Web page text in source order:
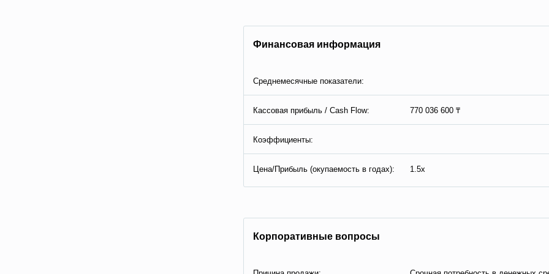
Финансовая информация
Среднемесячные показатели:
Кассовая прибыль / Сash Flow: 770 036 600 ₸
Коэффициенты:
Цена/Прибыль (окупаемость в годах): 1.5x
Корпоративные вопросы